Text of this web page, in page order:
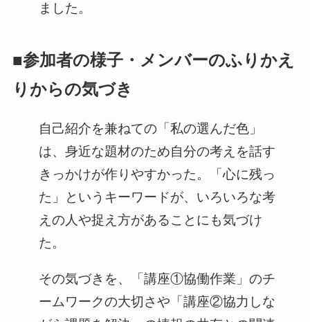
ました。
■参加者の様子・メンバーのふりかえ
りからの気づき
自己紹介を兼ねての「私の選んだ色」
は、身近な題材のため自分の考えを話す
きっかけが作りやすかった。「心に残っ
た」というキーワードが、いろいろな考
えの人や捉え方があることにも気づけ
た。
その気づきを、「講座①協働作業」のチ
ームワークの大切さや「講座②協力しな